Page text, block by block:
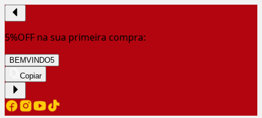
5%OFF na sua primeira compra:
BEMVINDO5
Copiar